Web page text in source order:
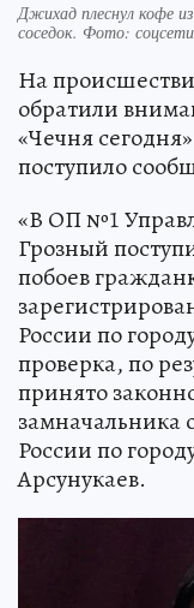
Джихад плеснул кофе
соседок. Фото:
На
обратили
«Чечня
поступило
«В ОП №1
Грозный
побоев
России по
проверка, по
принято
России по
Арсунукаев.